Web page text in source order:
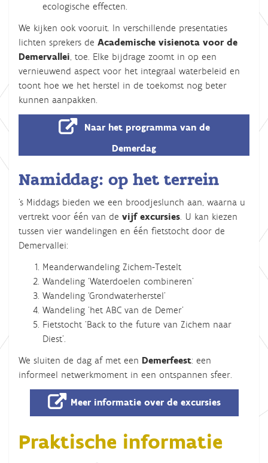
ecologische effecten.
We kijken ook vooruit. In verschillende presentaties
lichten sprekers de Academische visienota voor de
Demervallei, toe. Elke bijdrage zoomt in op een
vernieuwend aspect voor het integraal waterbeleid en
toont hoe we het herstel in de toekomst nog beter
kunnen aanpakken.
Naar het programma van de
Demerdag
Namiddag: op het terrein
’s Middags bieden we een broodjeslunch aan, waarna u
vertrekt voor één van de vijf excursies. U kan kiezen
tussen vier wandelingen en één fietstocht door de
Demervallei:
Meanderwandeling Zichem-Testelt
Wandeling ‘Waterdoelen combineren’
Wandeling ‘Grondwaterherstel’
Wandeling 'het ABC van de Demer'
Fietstocht ‘Back to the future van Zichem naar
Diest'.
We sluiten de dag af met een Demerfeest: een
informeel netwerkmoment in een ontspannen sfeer.
Meer informatie over de excursies
Praktische informatie